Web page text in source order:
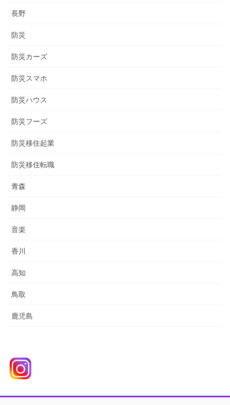
長野
防災
防災カーズ
防災スマホ
防災ハウス
防災フーズ
防災移住起業
防災移住転職
青森
静岡
音楽
香川
高知
鳥取
鹿児島